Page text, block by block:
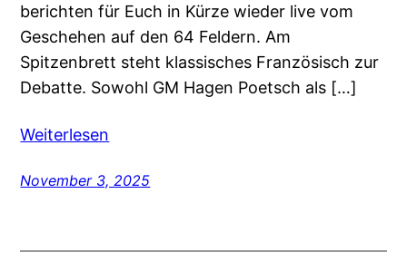
berichten für Euch in Kürze wieder live vom
Geschehen auf den 64 Feldern. Am
Spitzenbrett steht klassisches Französisch zur
Debatte. Sowohl GM Hagen Poetsch als […]
Weiterlesen
November 3, 2025